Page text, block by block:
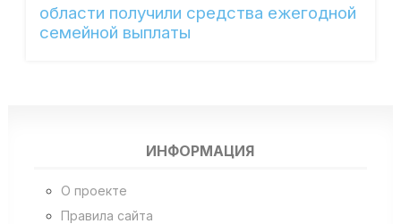
области получили средства ежегодной
семейной выплаты
ИНФОРМАЦИЯ
О проекте
Правила сайта